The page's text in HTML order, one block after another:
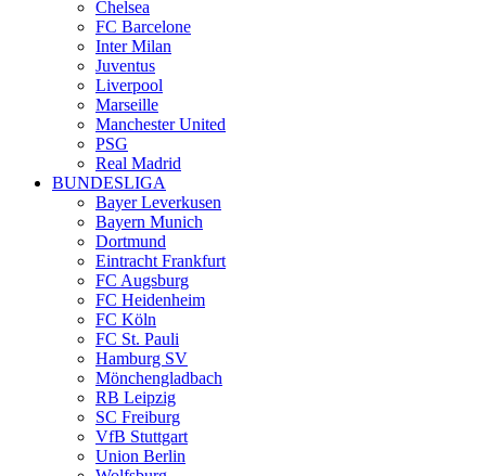
Chelsea
FC Barcelone
Inter Milan
Juventus
Liverpool
Marseille
Manchester United
PSG
Real Madrid
BUNDESLIGA
Bayer Leverkusen
Bayern Munich
Dortmund
Eintracht Frankfurt
FC Augsburg
FC Heidenheim
FC Köln
FC St. Pauli
Hamburg SV
Mönchengladbach
RB Leipzig
SC Freiburg
VfB Stuttgart
Union Berlin